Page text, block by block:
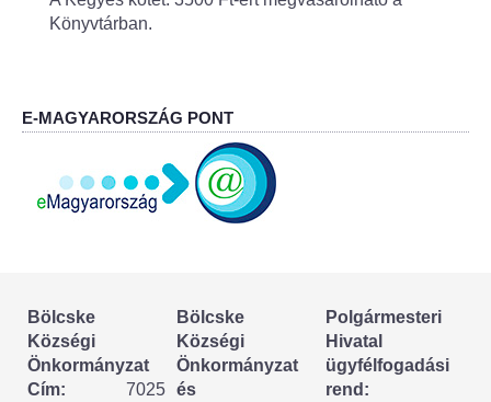
Könyvtárban.
E-MAGYARORSZÁG PONT
Bölcske
Községi
Önkormányzat
Cím: 7025
Bölcske
Községi
Önkormányzat
és
Polgármesteri
Hivatal
ügyfélfogadási
rend: